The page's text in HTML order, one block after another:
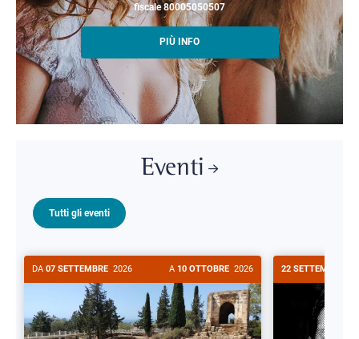
fiscale 80005050507
PIÙ INFO
Eventi
Tutti gli eventi
DA 07 SETTEMBRE 2026 A 10 OTTOBRE 2026 22 SETTEMBRE